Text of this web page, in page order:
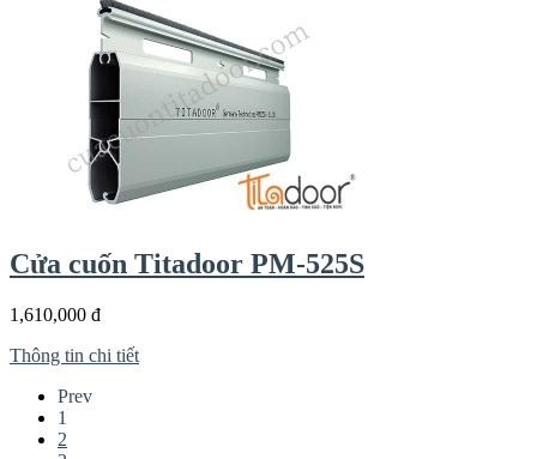
Cửa cuốn Titadoor PM-525S
1,610,000 đ
Thông tin chi tiết
Prev
1
2